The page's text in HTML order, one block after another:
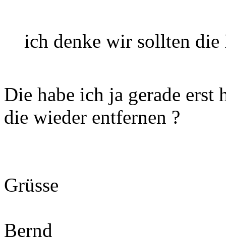
ich denke wir sollten die
Die habe ich ja gerade
die wieder entfernen ?
Grüsse
Bernd